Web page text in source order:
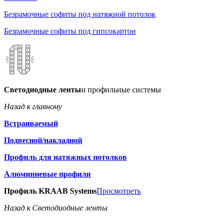
Безрамочные софиты под натяжной потолок
Безрамочные софиты под гипсокартон
Светодиодные лентыи профильные системы
Назад к главному
Встраиваемый
Подвесной/накладной
Профиль для натяжных потолков
Алюминиевые профили
Профиль KRAAB SystemsПросмотреть
Назад к Светодиодные ленты